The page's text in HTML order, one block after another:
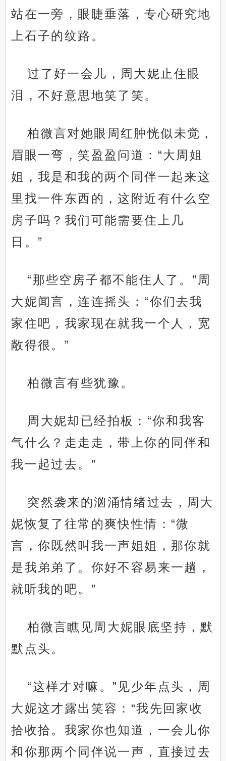
站在一旁，眼睫垂落，专心研究地
上石子的纹路。
过了好一会儿，周大妮止住眼
泪，不好意思地笑了笑。
柏微言对她眼周红肿恍似未觉，
眉眼一弯，笑盈盈问道：“大周姐
姐，我是和我的两个同伴一起来这
里找一件东西的，这附近有什么空
房子吗？我们可能需要住上几
日。”
“那些空房子都不能住人了。”周
大妮闻言，连连摇头：“你们去我
家住吧，我家现在就我一个人，宽
敞得很。”
柏微言有些犹豫。
周大妮却已经拍板：“你和我客
气什么？走走走，带上你的同伴和
我一起过去。”
突然袭来的汹涌情绪过去，周大
妮恢复了往常的爽快性情：“微
言，你既然叫我一声姐姐，那你就
是我弟弟了。你好不容易来一趟，
就听我的吧。”
柏微言瞧见周大妮眼底坚持，默
默点头。
“这样才对嘛。”见少年点头，周
大妮这才露出笑容：“我先回家收
拾收拾。我家你也知道，一会儿你
和你那两个同伴说一声，直接过去